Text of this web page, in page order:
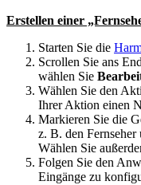
Erstellen einer
Starten Sie die
Scrollen Sie ans
wählen Sie
Wählen Sie den
Ihrer Aktion einen
Markieren Sie die
z. B. den
Wählen Sie
Folgen Sie den
Eingänge zu